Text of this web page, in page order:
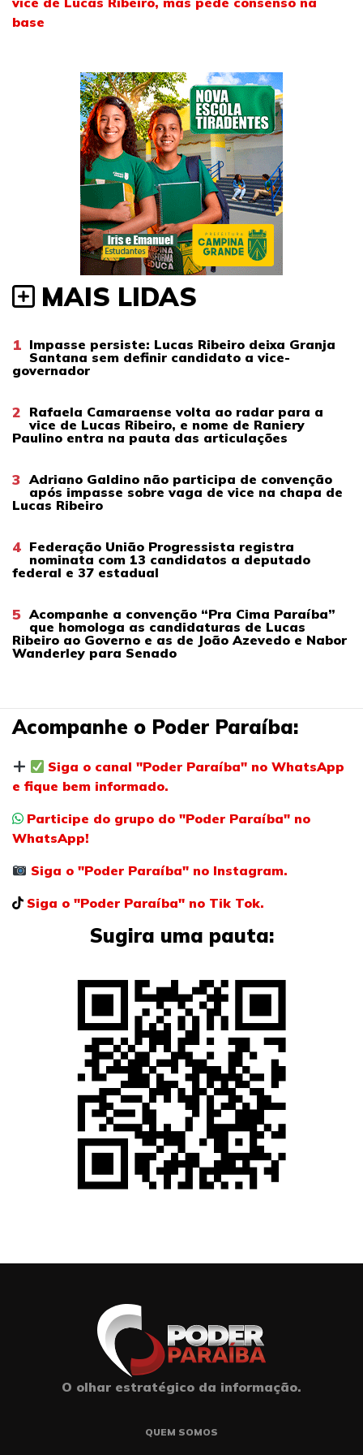
base
MAIS LIDAS
1 Impasse persiste: Lucas Ribeiro deixa Granja
Santana sem definir candidato a vice-
governador
2 Rafaela Camaraense volta ao radar para a
vice de Lucas Ribeiro, e nome de Raniery
Paulino entra na pauta das articulações
3 Adriano Galdino não participa de convenção
após impasse sobre vaga de vice na chapa de
Lucas Ribeiro
4 Federação União Progressista registra
nominata com 13 candidatos a deputado
federal e 37 estadual
5 Acompanhe a convenção “Pra Cima Paraíba”
que homologa as candidaturas de Lucas
Ribeiro ao Governo e as de João Azevedo e Nabor
Wanderley para Senado
Acompanhe o Poder Paraíba:
Siga o canal "Poder Paraíba" no WhatsApp
e fique bem informado.
Participe do grupo do "Poder Paraíba" no
WhatsApp!
Siga o "Poder Paraíba" no Instagram.
Siga o "Poder Paraíba" no Tik Tok.
Sugira uma pauta:
O olhar estratégico da informação.
QUEM SOMOS